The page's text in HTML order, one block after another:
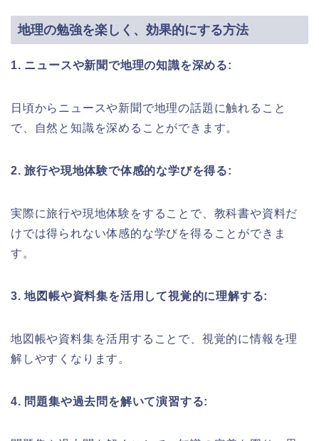
地理の勉強を楽しく、効果的にする方法
1. ニュースや新聞で地理の知識を深める:
日頃からニュースや新聞で地理の話題に触れること
で、自然と知識を深めることができます。
2. 旅行や現地体験で体感的な学びを得る:
実際に旅行や現地体験をすることで、教科書や資料だ
けでは得られない体感的な学びを得ることができま
す。
3. 地図帳や資料集を活用して視覚的に理解する:
地図帳や資料集を活用することで、視覚的に情報を理
解しやすくなります。
4. 問題集や過去問を解いて演習する: